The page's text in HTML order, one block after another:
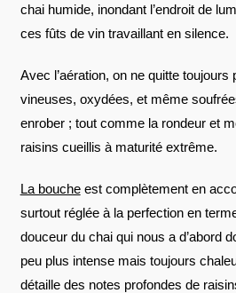
chai humide, inondant l’endroit de
ces fûts de vin travaillant en silence.
Avec l’aération, on ne quitte
vineuses, oxydées, et même
enrober ; tout comme la rondeur et
raisins cueillis à maturité extrême.
La boucheest complètement en
surtout réglée à la perfection en
douceur du chai qui nous a d’abord
peu plus intense mais toujours
détaille des notes profondes de